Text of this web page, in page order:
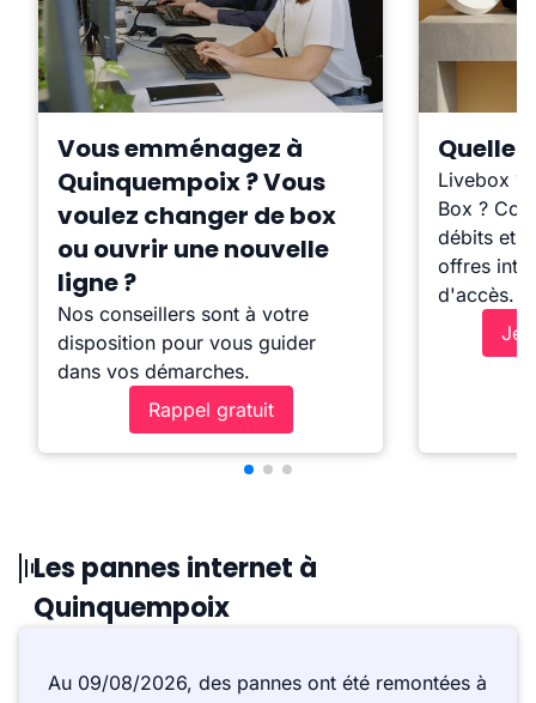
Vous emménagez à
Quinquempoix ? Vous
voulez changer de box
ou ouvrir une nouvelle
ligne ?
Nos conseillers sont à votre
disposition pour vous guider
dans vos démarches.
Rappel gratuit
Quelle
Livebox ?
Box ?
débits et
offres
d'accès.
Je
Les pannes internet à
Quinquempoix
Au 09/08/2026, des pannes ont été remontées à